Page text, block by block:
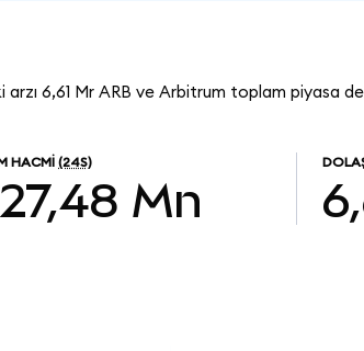
6,61 Mr ARB ve Arbitrum toplam piyasa
HACMI (24S)
Mn